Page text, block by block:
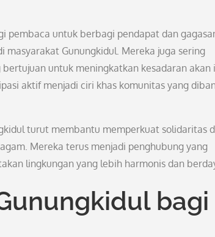
pembaca untuk berbagi pendapat dan
Gunungkidul. Mereka juga sering
untuk meningkatkan kesadaran akan
aktif menjadi ciri khas komunitas yang
turut membantu memperkuat solidaritas
Mereka terus menjadi penghubung yang
lingkungan yang lebih harmonis dan
bagi